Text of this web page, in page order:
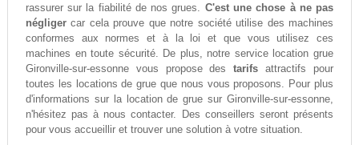
rassurer sur la fiabilité de nos grues. C'est une chose à ne pas
négligercar cela prouve que notre société utilise des machines
conformes aux normes et à la loi et que vous utilisez ces
machines en toute sécurité. De plus, notre service location grue
Gironville-sur-essonne vous propose destarifs attractifs pour
toutes les locations de grue que nous vous proposons. Pour plus
d'informations sur la location de grue sur Gironville-sur-essonne,
n'hésitez pas à nous contacter. Des conseillers seront présents
pour vous accueillir et trouver une solution à votre situation.